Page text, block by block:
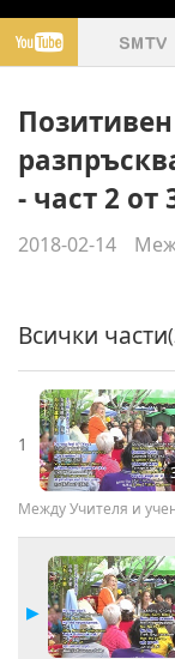
- част 2 от
2018-02-14
Всички части
1
Между Учителя и